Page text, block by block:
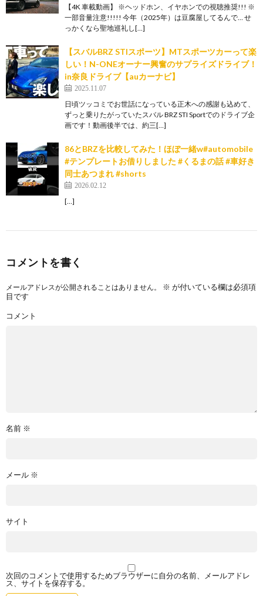
【4K 車載動画】 ※ヘッドホン、イヤホンでの視聴推奨!!! ※
一部音量注意!!!!! 今年（2025年）は豆腐屋してるんで… せ
っかくなら聖地巡礼し[…]
【スバルBRZ STIスポーツ】MTスポーツカーって楽
しい！N-ONEオーナー興奮のサプライズドライブ！
in奈良ドライブ【auカーナビ】
2025.11.07
日頃ツッコミでお世話になっている正木への感謝も込めて、
ずっと乗りたがっていたスバル BRZ STI Sportでのドライブ企
画です！動画後半では、約三[…]
86とBRZを比較してみた！ほぼ一緒w#automobile
#テンプレートお借りしました #くるまの話 #車好き
同士あつまれ #shorts
2026.02.12
[…]
コメントを書く
メールアドレスが公開されることはありません。 ※ が付いている欄は必須項
目です
コメント
名前 ※
メール ※
サイト
次回のコメントで使用するためブラウザーに自分の名前、メールアドレ
ス、サイトを保存する。